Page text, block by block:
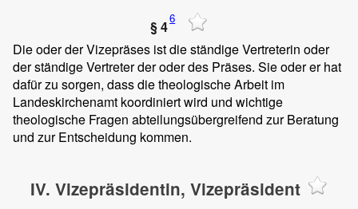
§ 46
Die oder der Vizepräses ist die ständige Vertreterin oder
der ständige Vertreter der oder des Präses. Sie oder er hat
dafür zu sorgen, dass die theologische Arbeit im
Landeskirchenamt koordiniert wird und wichtige
theologische Fragen abteilungsübergreifend zur Beratung
und zur Entscheidung kommen.
IV. Vizepräsidentin, Vizepräsident